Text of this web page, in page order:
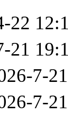
22
21
7-
7-